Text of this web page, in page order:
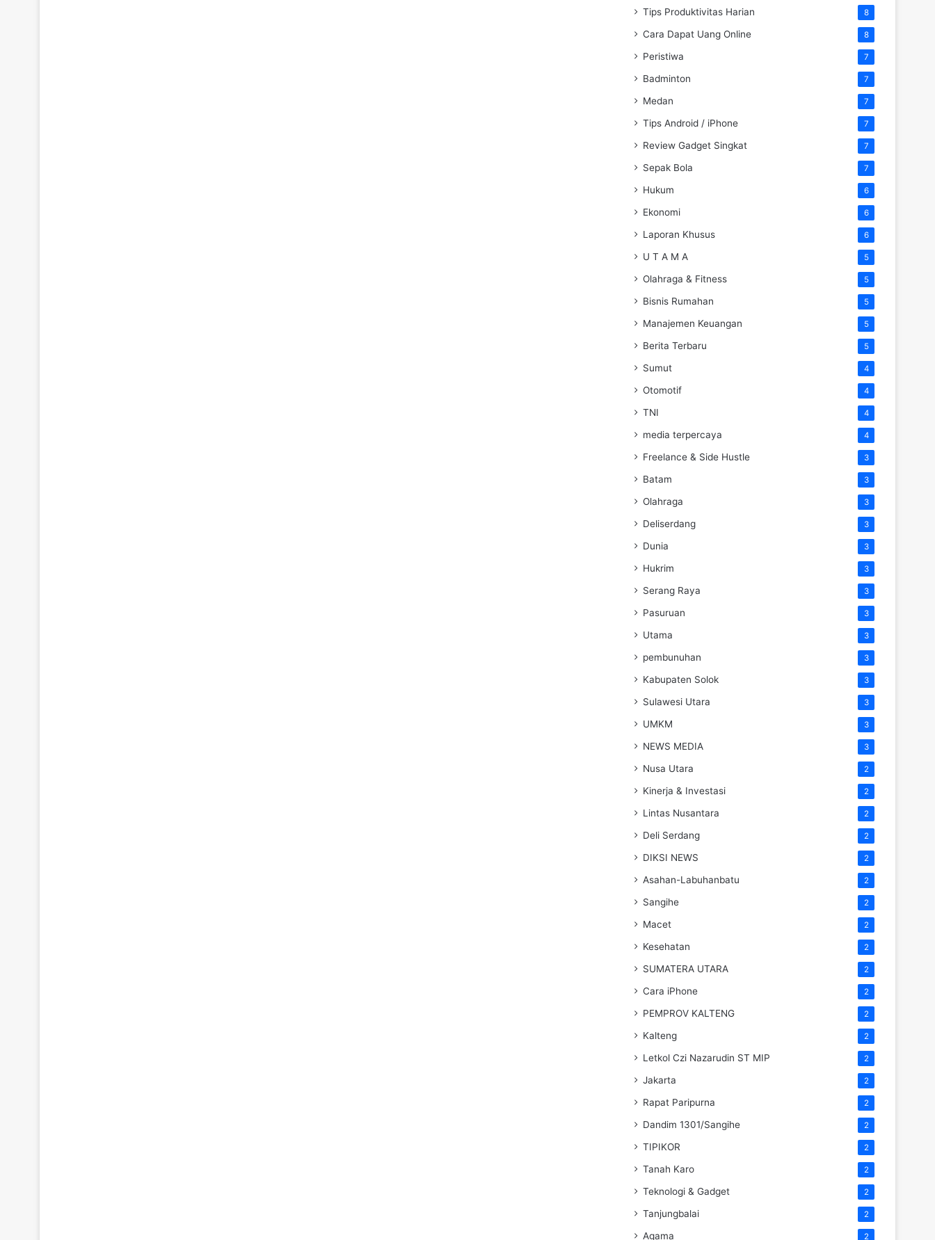
Tips Produktivitas Harian 8
Cara Dapat Uang Online 8
Peristiwa 7
Badminton 7
Medan 7
Tips Android / iPhone 7
Review Gadget Singkat 7
Sepak Bola 7
Hukum 6
Ekonomi 6
Laporan Khusus 6
U T A M A 5
Olahraga & Fitness 5
Bisnis Rumahan 5
Manajemen Keuangan 5
Berita Terbaru 5
Sumut 4
Otomotif 4
TNI 4
media terpercaya 4
Freelance & Side Hustle 3
Batam 3
Olahraga 3
Deliserdang 3
Dunia 3
Hukrim 3
Serang Raya 3
Pasuruan 3
Utama 3
pembunuhan 3
Kabupaten Solok 3
Sulawesi Utara 3
UMKM 3
NEWS MEDIA 3
Nusa Utara 2
Kinerja & Investasi 2
Lintas Nusantara 2
Deli Serdang 2
DIKSI NEWS 2
Asahan-Labuhanbatu 2
Sangihe 2
Macet 2
Kesehatan 2
SUMATERA UTARA 2
Cara iPhone 2
PEMPROV KALTENG 2
Kalteng 2
Letkol Czi Nazarudin ST MIP 2
Jakarta 2
Rapat Paripurna 2
Dandim 1301/Sangihe 2
TIPIKOR 2
Tanah Karo 2
Teknologi & Gadget 2
Tanjungbalai 2
Agama 2